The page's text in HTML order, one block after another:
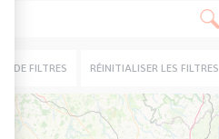
DE FILTRES RÉINITIALISER LES FILTRES